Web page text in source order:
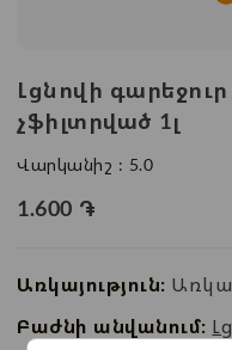
Լցնովի գարեջուր
չֆիլտրված 1լ
Վարկանիշ : 5.0
1.600 ֏
Առկայություն: Առկա
Բաժնի անվանում: